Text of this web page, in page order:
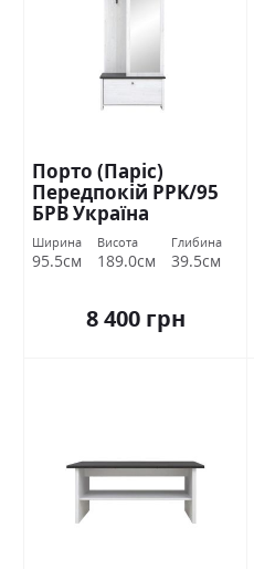
Порто (Паріс)
Передпокій PPK/95
БРВ Україна
Ширина
95.5см
Висота
189.0см
Глибина
39.5см
8 400 грн